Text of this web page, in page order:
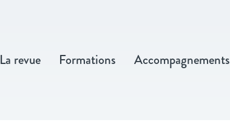
La revue Formations Accompagnements